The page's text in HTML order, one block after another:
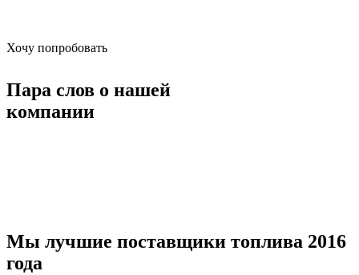
Хочу попробовать
Пара слов о нашей
компании
Мы лучшие поставщики топлива 2016
года